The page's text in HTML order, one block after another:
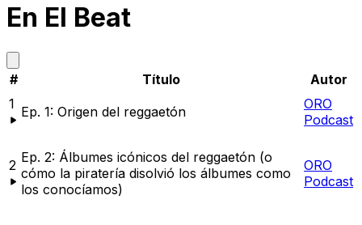
En El Beat
# Título
Autor
1 Ep. 1: Origen del reggaetón
ORO
Podcast
2 Ep. 2: Álbumes icónicos del reggaetón (o
cómo la piratería disolvió los álbumes como
los conocíamos)
ORO
Podcast